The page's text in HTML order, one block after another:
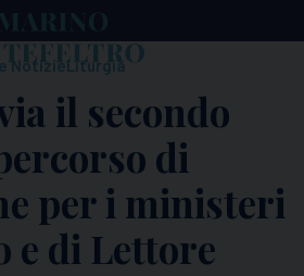
NotizieLiturgia
il secondo
di
per i ministeri
e di Lettore